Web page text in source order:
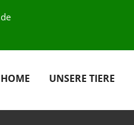
HOME UNSERE TIERE